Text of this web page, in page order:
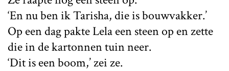
‘En nu ben ik Tarisha, die is bouwvakker.’
Op een dag pakte Lela een steen op en zette
die in de kartonnen tuin neer.
‘Dit is een boom,’ zei ze.